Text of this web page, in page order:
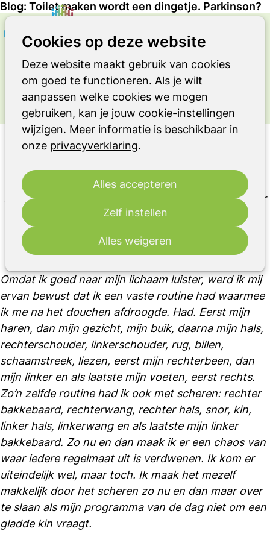
Cookies op deze website
Deze website maakt gebruik van cookies
om goed te functioneren. Als je wilt
aanpassen welke cookies we mogen
gebruiken, kan je jouw cookie-instellingen
wijzigen. Meer informatie is beschikbaar in
onze privacyverklaring.
Alles accepteren
Zelf instellen
Alles weigeren
Blog: Toilet maken wordt een dingetje. Parkinson?
OVER LEVEN MET DE ZIEKTE VAN
PARKINSONISME OF RBD
Ervaringsverhaal
Blog: Toilet maken wordt een dingetje. Parkinson?
mij zegt. Dat komt door het perspectief dat bij
Parkinson hoort: het wordt nooit beter, alleen maar
slechter.
Omdat ik goed naar mijn lichaam luister, werd ik mij
ervan bewust dat ik een vaste routine had waarmee
ik me na het douchen afdroogde. Had. Eerst mijn
haren, dan mijn gezicht, mijn buik, daarna mijn hals,
rechterschouder, linkerschouder, rug, billen,
schaamstreek, liezen, eerst mijn rechterbeen, dan
mijn linker en als laatste mijn voeten, eerst rechts.
Zo’n zelfde routine had ik ook met scheren: rechter
bakkebaard, rechterwang, rechter hals, snor, kin,
linker hals, linkerwang en als laatste mijn linker
bakkebaard. Zo nu en dan maak ik er een chaos van
waar iedere regelmaat uit is verdwenen. Ik kom er
uiteindelijk wel, maar toch. Ik maak het mezelf
makkelijk door het scheren zo nu en dan maar over
te slaan als mijn programma van de dag niet om een
gladde kin vraagt.